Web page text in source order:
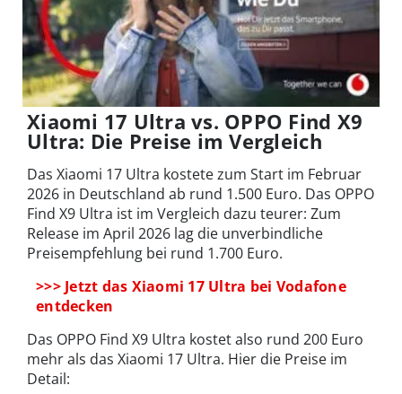
Xiaomi 17 Ultra vs. OPPO Find X9
Ultra: Die Preise im Vergleich
Das Xiaomi 17 Ultra kostete zum Start im Februar
2026 in Deutschland ab rund 1.500 Euro. Das OPPO
Find X9 Ultra ist im Vergleich dazu teurer: Zum
Release im April 2026 lag die unverbindliche
Preisempfehlung bei rund 1.700 Euro.
>>> Jetzt das Xiaomi 17 Ultra bei Vodafone
entdecken
Das OPPO Find X9 Ultra kostet also rund 200 Euro
mehr als das Xiaomi 17 Ultra. Hier die Preise im
Detail: